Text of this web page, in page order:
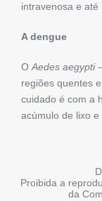
intravenosa e até
A dengue
OAedes aegypti
regiões quentes
cuidado é com a
acúmulo de lixo
Proibida a
da